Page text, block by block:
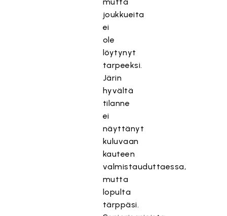
joukkueita
ei
ole
löytynyt
tarpeeksi.
Järin
hyvältä
tilanne
ei
näyttänyt
kuluvaan
kauteen
valmistauduttaessa,
mutta
lopulta
tärppäsi.